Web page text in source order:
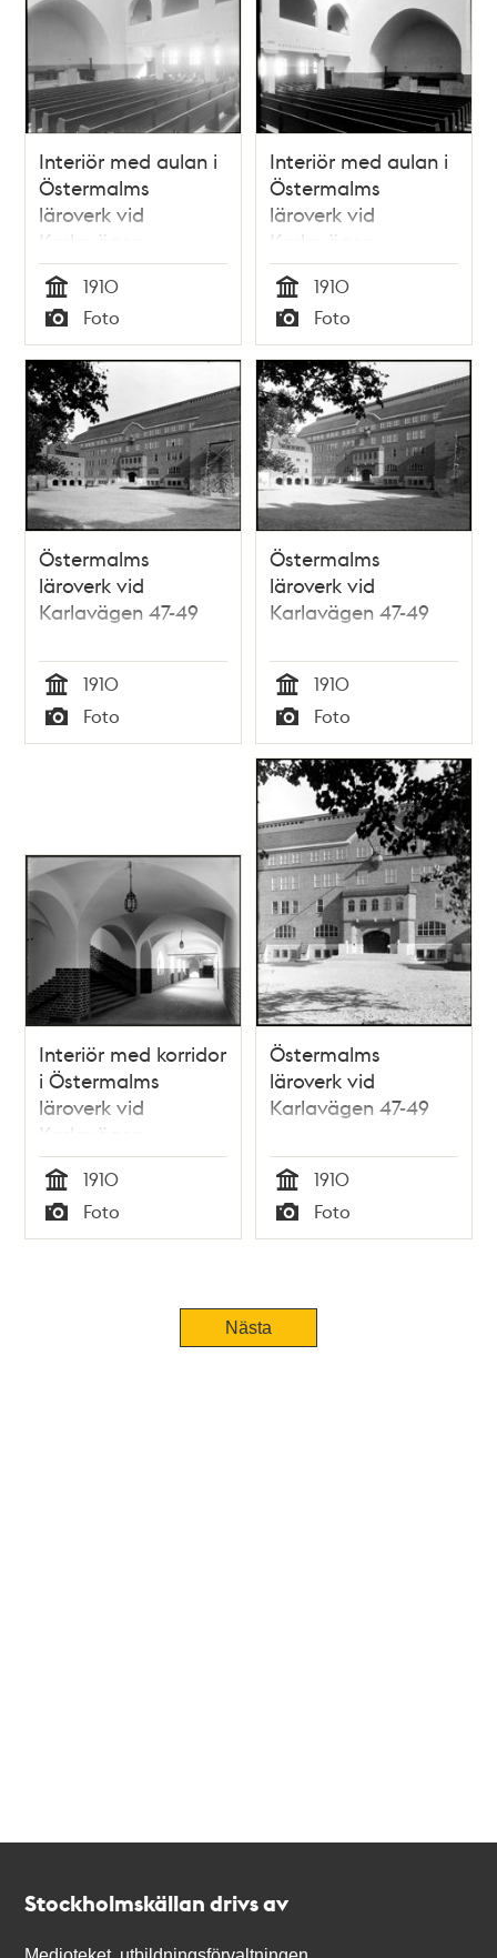
Interiör med aulan i
Östermalms
läroverk vid
Karlavägen
Tid
1910
Typ
Foto
Interiör med aulan i
Östermalms
läroverk vid
Karlavägen
Tid
1910
Typ
Foto
Östermalms
läroverk vid
Karlavägen 47-49
Tid
1910
Typ
Foto
Östermalms
läroverk vid
Karlavägen 47-49
Tid
1910
Typ
Foto
Interiör med korridor
i Östermalms
läroverk vid
Karlavägen
Tid
1910
Typ
Foto
Östermalms
läroverk vid
Karlavägen 47-49
Tid
1910
Typ
Foto
Nästa
Stockholmskällan drivs av